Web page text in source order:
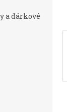
a dárkové